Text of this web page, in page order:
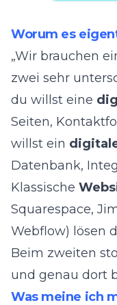
Worum es
„Wir brauchen
zwei sehr
du willst eine
Seiten,
willst ein
Datenbank,
Klassische
Squarespace,
Webflow) lösen
Beim zweiten
und genau dort
Was meine ich